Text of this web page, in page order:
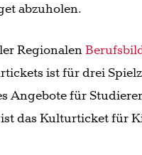
abzuholen.
Regionalen
ist für drei
Angebote für
das Kulturticket für